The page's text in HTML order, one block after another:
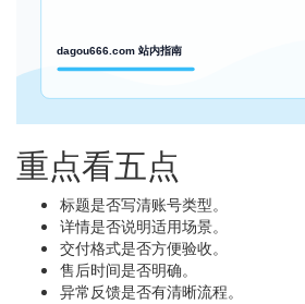
重点看五点
标题是否写清账号类型。
详情是否说明适用场景。
交付格式是否方便验收。
售后时间是否明确。
异常反馈是否有清晰流程。